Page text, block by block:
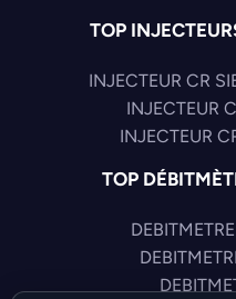
TOP
INJECTEUR CR
INJECTEUR
INJECTEUR
TOP